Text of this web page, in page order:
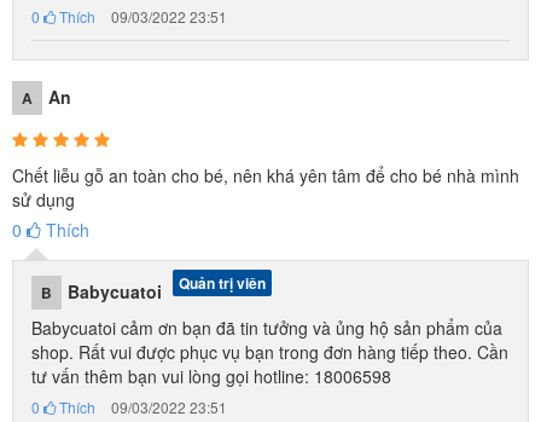
Xà bông, nước hoa
0 Thích 09/03/2022 23:51
A An
Chết liễu gỗ an toàn cho bé, nên khá yên tâm để cho bé nhà mình
sử dụng
0
Thích
B Babycuatoi Quản trị viên
Babycuatoi cảm ơn bạn đã tin tưởng và ủng hộ sản phẩm của
shop. Rất vui được phục vụ bạn trong đơn hàng tiếp theo. Cần
tư vấn thêm bạn vui lòng gọi hotline: 18006598
0 Thích 09/03/2022 23:51